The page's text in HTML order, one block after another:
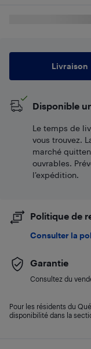
Livraison
Disponible
Le temps de
vous trouvez.
marché
ouvrables.
l’expédition.
Politique de
Consulter la
Garantie
Consultez du
Pour les résidents du
disponibilité dans la